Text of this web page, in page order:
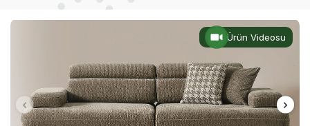
Ürün Videosu